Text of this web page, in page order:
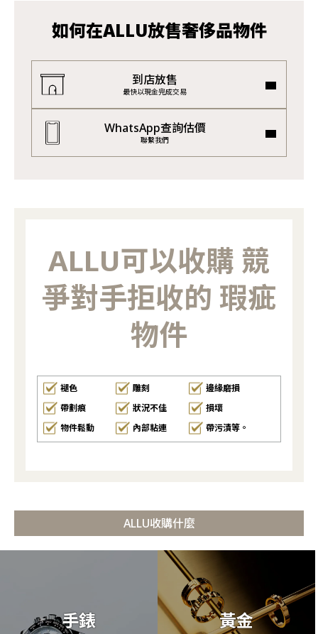
如何在ALLU放售奢侈品物件
到店放售
最快以現金完成交易
WhatsApp查詢估價
聯繫我們
ALLU可以收購 競
爭對手拒收的 瑕疵
物件
褪色 雕刻
邊緣磨損
帶劃痕
狀況不佳
損壞
物件鬆動
內部粘連 帶污漬等。
ALLU收購什麼
手錶 黃金